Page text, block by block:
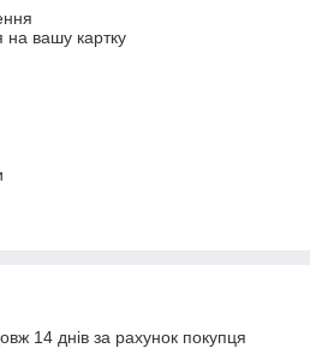
на вашу картку
14 днів за рахунок покупця